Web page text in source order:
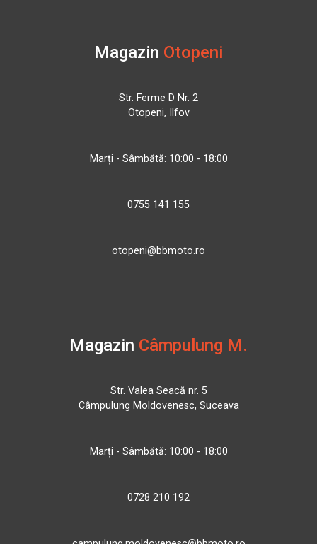
Magazin Otopeni
Str. Ferme D Nr. 2
Otopeni, Ilfov
Marți - Sâmbătă: 10:00 - 18:00
0755 141 155
otopeni@bbmoto.ro
Magazin Câmpulung M.
Str. Valea Seacă nr. 5
Câmpulung Moldovenesc, Suceava
Marți - Sâmbătă: 10:00 - 18:00
0728 210 192